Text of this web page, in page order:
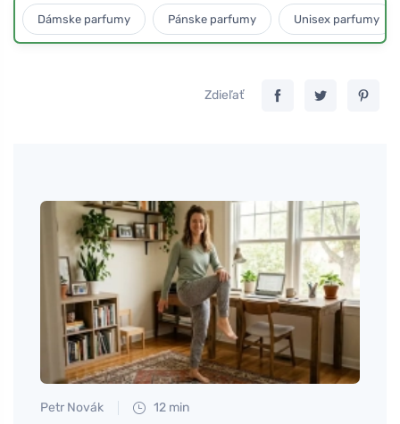
Dámske parfumy Pánske parfumy Unisex parfumy
Zdieľať
Petr Novák 12 min